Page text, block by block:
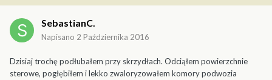
SebastianC.
Napisano 2 Października 2016
Dzisiaj trochę podłubałem przy skrzydłach. Odciąłem powierzchnie
sterowe, pogłębiłem i lekko zwaloryzowałem komory podwozia